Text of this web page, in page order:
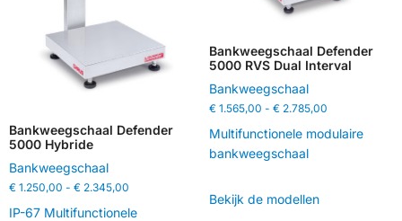
Bankweegschaal Defender
5000 Hybride
Bankweegschaal
€ 1.250,00 - € 2.345,00
IP-67 Multifunctionele
Bankweegschaal Defender
5000 RVS Dual Interval
Bankweegschaal
€1.565,00 - €2.785,00
Multifunctionele modulaire
bankweegschaal
Bekijk de modellen